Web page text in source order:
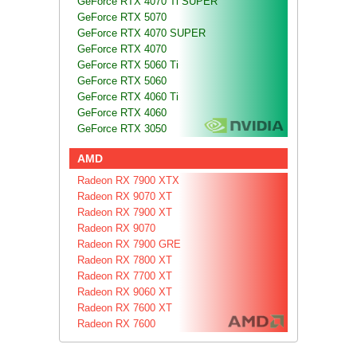
GeForce RTX 5070
GeForce RTX 4070 SUPER
GeForce RTX 4070
GeForce RTX 5060 Ti
GeForce RTX 5060
GeForce RTX 4060 Ti
GeForce RTX 4060
GeForce RTX 3050
AMD
Radeon RX 7900 XTX
Radeon RX 9070 XT
Radeon RX 7900 XT
Radeon RX 9070
Radeon RX 7900 GRE
Radeon RX 7800 XT
Radeon RX 7700 XT
Radeon RX 9060 XT
Radeon RX 7600 XT
Radeon RX 7600